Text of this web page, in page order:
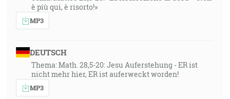
è più qui, è risorto!»
MP3
DEUTSCH
Thema: Math. 28,5-20: Jesu Auferstehung - ER ist
nicht mehr hier, ER ist auferweckt worden!
MP3